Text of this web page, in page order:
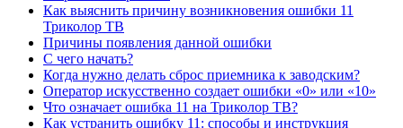
Как выяснить причину возникновения ошибки 11
Триколор ТВ
Причины появления данной ошибки
С чего начать?
Когда нужно делать сброс приемника к заводским?
Оператор искусственно создает ошибки «0» или «10»
Что означает ошибка 11 на Триколор ТВ?
Как устранить ошибку 11: способы и инструкция